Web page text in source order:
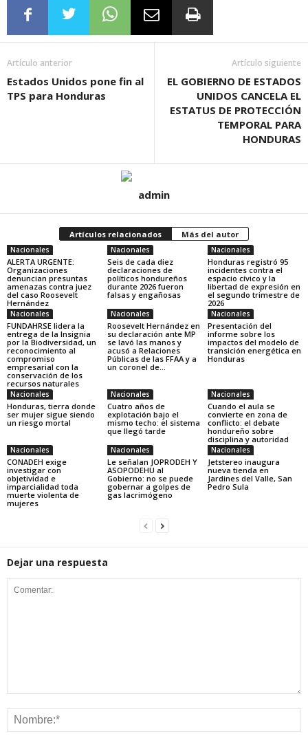
Artículo anterior
Estados Unidos pone fin al
TPS para Honduras
Artículo siguiente
EL GOBIERNO DE ESTADOS
UNIDOS CANCELA EL
ESTATUS DE PROTECCIÓN
TEMPORAL PARA
HONDURAS
admin
Artículos relacionados Más del autor
Nacionales
ALERTA URGENTE:
Organizaciones
denuncian presuntas
amenazas contra juez
del caso Roosevelt
Hernández
Nacionales
Seis de cada diez
declaraciones de
políticos hondureños
durante 2026 fueron
falsas y engañosas
Nacionales
Honduras registró 95
incidentes contra el
espacio cívico y la
libertad de expresión en
el segundo trimestre de
2026
Nacionales
FUNDAHRSE lidera la
entrega de la Insignia
por la Biodiversidad, un
reconocimiento al
compromiso
empresarial con la
conservación de los
recursos naturales
Nacionales
Roosevelt Hernández en
su declaración ante MP
se lavó las manos y
acusó a Relaciones
Públicas de las FFAA y a
un coronel de...
Nacionales
Presentación del
informe sobre los
impactos del modelo de
transición energética en
Honduras
Nacionales
Honduras, tierra donde
ser mujer sigue siendo
un riesgo mortal
Nacionales
Cuatro años de
explotación bajo el
mismo techo: el sistema
que llegó tarde
Nacionales
Cuando el aula se
convierte en zona de
conflicto: el debate
hondureño sobre
disciplina y autoridad
Nacionales
CONADEH exige
investigar con
objetividad e
imparcialidad toda
muerte violenta de
mujeres
Nacionales
Le señalan JOPRODEH Y
ASOPODEHU al
Gobierno: no se puede
gobernar a golpes de
gas lacrimógeno
Nacionales
Jetstereo inaugura
nueva tienda en
Jardines del Valle, San
Pedro Sula
Dejar una respuesta